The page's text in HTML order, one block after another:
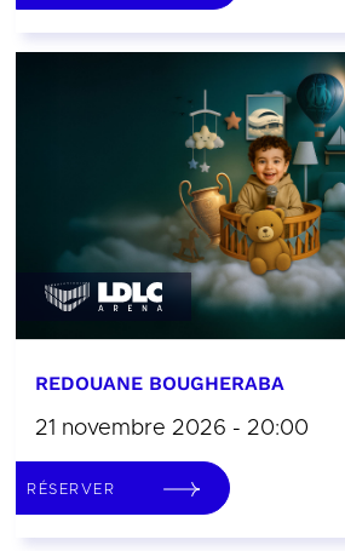
REDOUANE BOUGHERABA
21 novembre 2026 - 20:00
RÉSERVER